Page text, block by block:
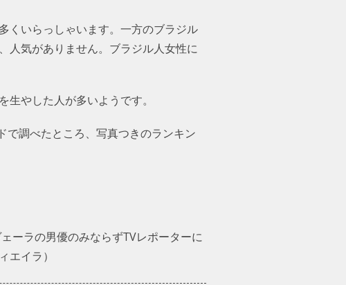
くいらっしゃいます。一方のブラジル
人気がありません。ブラジル人女性に
やした人が多いようです。
調べたところ、写真つきのランキン
ーラの男優のみならずTVレポーターに
エイラ）